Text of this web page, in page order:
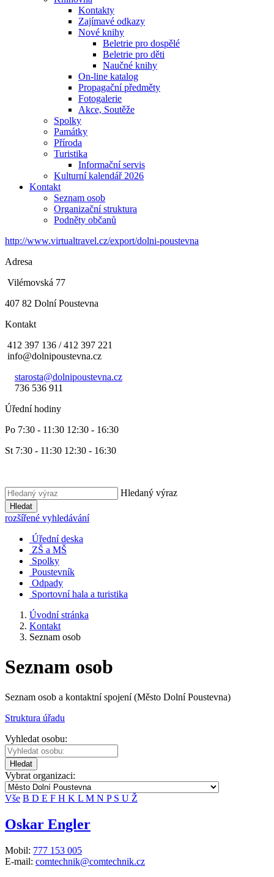
Kontakty
Zajímavé odkazy
Nové knihy
Beletrie pro dospělé
Beletrie pro děti
Naučné knihy
On-line katalog
Propagační předměty
Fotogalerie
Akce, Soutěže
Spolky
Památky
Příroda
Turistika
Informační servis
Kulturní kalendář 2026
Kontakt
Seznam osob
Organizační struktura
Podněty občanů
http://www.virtualtravel.cz/export/dolni-poustevna
Adresa
Vilémovská 77
407 82 Dolní Poustevna
Kontakt
412 397 136 / 412 397 221
info@dolnipoustevna.cz
starosta@dolnipoustevna.cz
736 536 911
Úřední hodiny
Po 7:30 - 11:30 12:30 - 16:30
St 7:30 - 11:30 12:30 - 16:30
Hledaný výraz
Hledat
rozšířené vyhledávání
Úřední deska
ZŠ a MŠ
Spolky
Poustevník
Odpady
Sportovní hala a turistika
Úvodní stránka
Kontakt
Seznam osob
Seznam osob
Seznam osob a kontaktní spojení (Město Dolní Poustevna)
Struktura úřadu
Vyhledat osobu:
Hledat
Vybrat organizaci:
Vše B D E F H K L M N P S U Ž
Oskar Engler
Mobil: 777 153 005
E-mail: comtechnik@comtechnik.cz